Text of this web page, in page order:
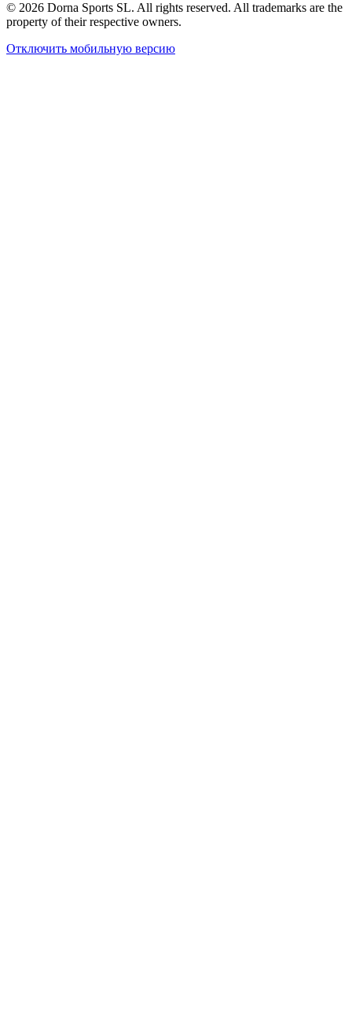
© 2026 Dorna Sports SL. All rights reserved. All trademarks are the
property of their respective owners.
Отключить мобильную версию